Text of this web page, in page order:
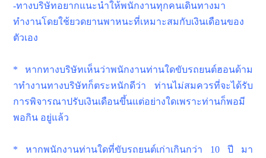
-ทางบริษัทอยากแนะนำให้พนักงานทุกคนเดินทางมา
ทำงานโดยใช้ยวดยานพาหนะที่เหมาะสมกับเงินเดือนของ
ตัวเอง
* หากทางบริษัทเห็นว่าพนักงานท่านใดขับรถยนต์ฮอนด้าม
าทำงานทางบริษัทก็ตระหนักดีว่า ท่านไม่สมควรที่จะได้รับ
การพิจารณาปรับเงินเดือนขึ้นแต่อย่างใดเพราะท่านก็พอมี
พอกิน อยู่แล้ว
* หากพนักงานท่านใดที่ขับรถยนต์เก่าเกินกว่า 10 ปี มา